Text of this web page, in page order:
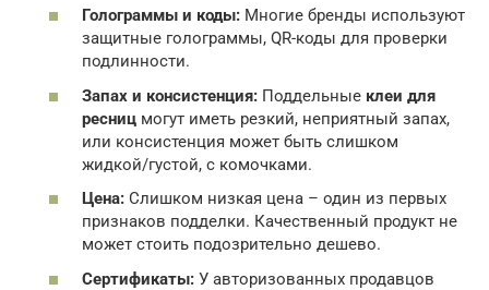
Голограммы и коды: Многие бренды используют
защитные голограммы, QR-коды для проверки
подлинности.
Запах и консистенция: Поддельные клеи для
ресниц могут иметь резкий, неприятный запах,
или консистенция может быть слишком
жидкой/густой, с комочками.
Цена: Слишком низкая цена – один из первых
признаков подделки. Качественный продукт не
может стоить подозрительно дешево.
Сертификаты: У авторизованных продавцов